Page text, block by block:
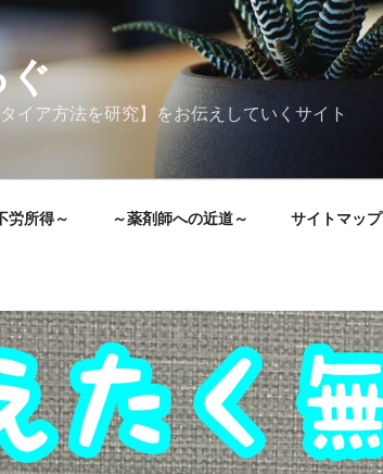
ぐ
イア方法を研究】をお伝えしていくサイト
労所得～ ～薬剤師への近道～ サイトマップ